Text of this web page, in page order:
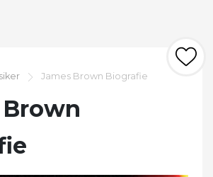
James Brown Biografie